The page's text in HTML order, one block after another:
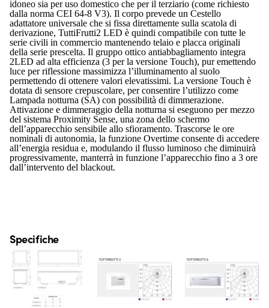
idoneo sia per uso domestico che per il terziario (come richiesto
dalla norma CEI 64-8 V3). Il corpo prevede un Cestello
adattatore universale che si fissa direttamente sulla scatola di
derivazione, TuttiFrutti2 LED è quindi compatibile con tutte le
serie civili in commercio mantenendo telaio e placca originali
della serie prescelta. Il gruppo ottico antiabbagliamento integra
2LED ad alta efficienza (3 per la versione Touch), pur emettendo
luce per riflessione massimizza l’illuminamento al suolo
permettendo di ottenere valori elevatissimi. La versione Touch è
dotata di sensore crepuscolare, per consentire l’utilizzo come
Lampada notturna (SA) con possibilità di dimmerazione.
Attivazione e dimmeraggio della notturna si eseguono per mezzo
del sistema Proximity Sense, una zona dello schermo
dell’apparecchio sensibile allo sfioramento. Trascorse le ore
nominali di autonomia, la funzione Overtime consente di accedere
all’energia residua e, modulando il flusso luminoso che diminuirà
progressivamente, manterrà in funzione l’apparecchio fino a 3 ore
dall’intervento del blackout.
Specifiche